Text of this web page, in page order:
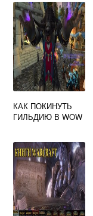
КАК ПОКИНУТЬ
ГИЛЬДИЮ В WOW